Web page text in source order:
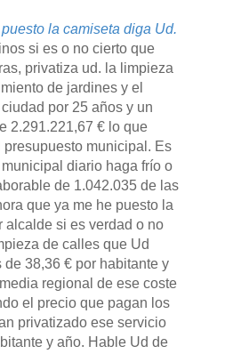
la camiseta diga Ud.
si es o no cierto que
privatiza ud. la limpieza
de jardines y el
por 25 años y un
2.291.221,67 € lo que
municipal. Es
diario haga frío o
de 1.042.035 de las
que ya me he puesto la
alcalde si es verdad o no
de calles que Ud
38,36 € por habitante y
regional de ese coste
el precio que pagan los
privatizado ese servicio
y año. Hable Ud de